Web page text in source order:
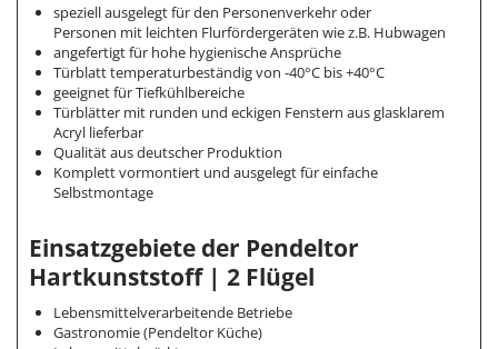
speziell ausgelegt für den Personenverkehr oder
Personen mit leichten Flurfördergeräten wie z.B. Hubwagen
angefertigt für hohe hygienische Ansprüche
Türblatt temperaturbeständig von -40°C bis +40°C
geeignet für Tiefkühlbereiche
Türblätter mit runden und eckigen Fenstern aus glasklarem
Acryl lieferbar
Qualität aus deutscher Produktion
Komplett vormontiert und ausgelegt für einfache
Selbstmontage
Einsatzgebiete der Pendeltor
Hartkunststoff | 2 Flügel
Lebensmittelverarbeitende Betriebe
Gastronomie (Pendeltor Küche)